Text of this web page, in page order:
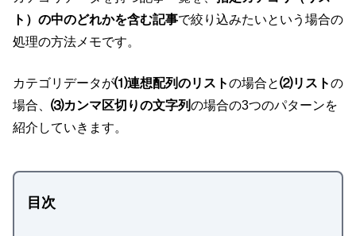
ト）の中のどれかを含む記事で絞り込みたいという場合の
処理の方法メモです。
カテゴリデータが⑴連想配列のリストの場合と⑵リストの
場合、 ⑶カンマ区切りの文字列の場合の3つのパターンを
紹介していきます。
目次